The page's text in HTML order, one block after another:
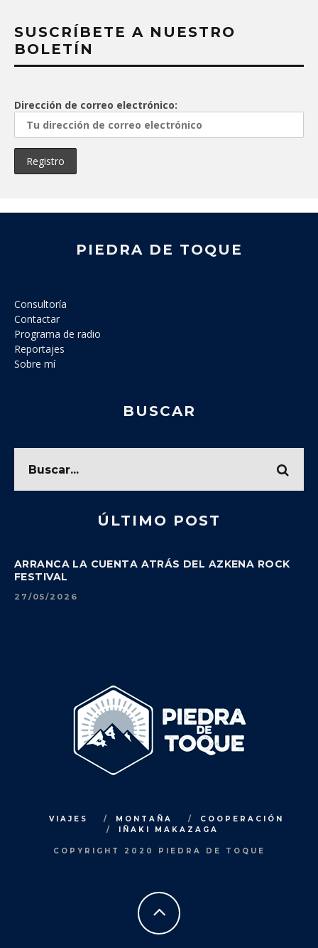
SUSCRÍBETE A NUESTRO
BOLETÍN
Dirección de correo electrónico:
PIEDRA DE TOQUE
Consultoría
Contactar
Programa de radio
Reportajes
Sobre mí
BUSCAR
ÚLTIMO POST
ARRANCA LA CUENTA ATRÁS DEL AZKENA ROCK
FESTIVAL
27/05/2026
VIAJES MONTAÑA
COOPERACIÓN
IÑAKI MAKAZAGA
COPYRIGHT 2020 PIEDRA DE TOQUE